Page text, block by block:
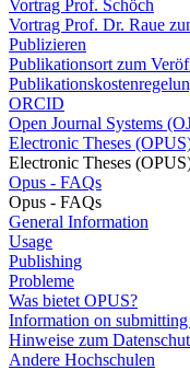
Vortrag Prof. Schöch
Vortrag Prof. Dr. Raue
Publizieren
Publikationsort zum
ORCID
Open Journal Systems
Electronic Theses
Electronic Theses
Opus - FAQs
Opus - FAQs
General Information
Usage
Publishing
Probleme
Was bietet OPUS?
Information on submitting
Hinweise zum
Andere Hochschulen